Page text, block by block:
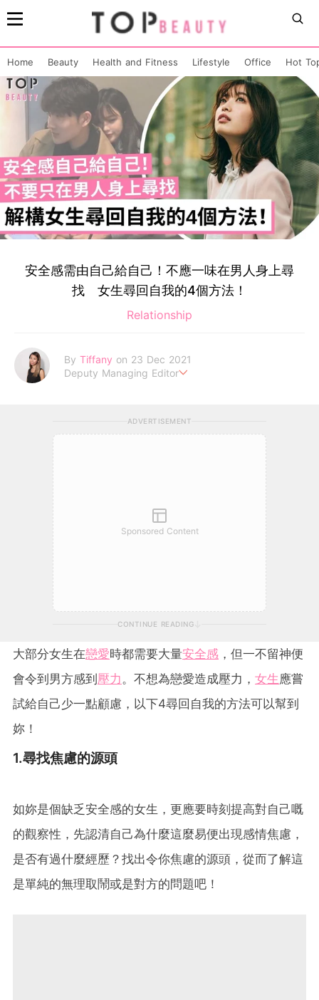
Home Beauty Health and Fitness Lifestyle Office Hot
安全感需由自己給自己！不應一味在男人身上尋
找 女生尋回自我的4個方法！
Relationship
By Tiffany on 23 Dec 2021
Deputy Managing Editor
ADVERTISEMENT
Sponsored Content
CONTINUE READING
大部分女生在戀愛時都需要大量安全感 ，但一不留神便
會令到男方感到壓力 。不想為戀愛造成壓力， 女生 應嘗
試給自己少一點顧慮，以下4尋回自我的方法可以幫到
妳！
1.尋找焦慮的源頭
如妳是個缺乏安全感的女生，更應要時刻提高對自己嘅
的觀察性，先認清自己為什麼這麼易便出現感情焦慮，
是否有過什麼經歷？找出令你焦慮的源頭，從而了解這
是單純的無理取鬧或是對方的問題吧！